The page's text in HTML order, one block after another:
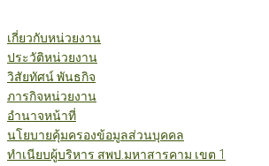
เกี่ยวกับหน่วยงาน
ประวัติหน่วยงาน
วิสัยทัศน์ พันธกิจ
ภารกิจหน่วยงาน
อำนาจหน้าที่
นโยบายคุ้มครองข้อมูลส่วนบุคคล
ทำเนียบผู้บริหาร สพป.มหาสารคาม เขต 1